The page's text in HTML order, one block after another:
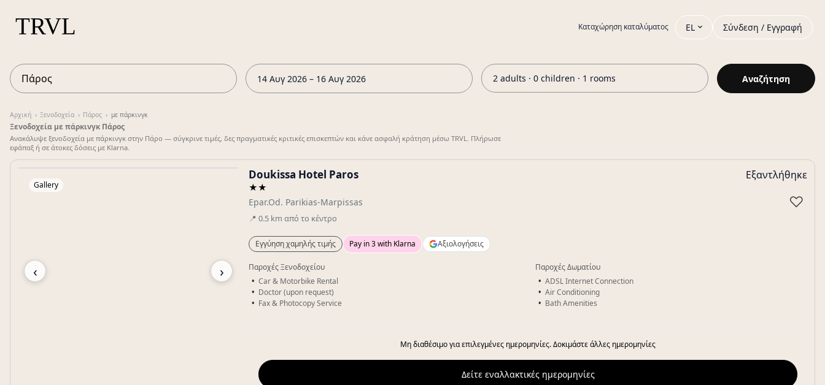
Καταχώρηση καταλύματος EL Σύνδεση / Εγγραφή
14 Αυγ 2026 – 16 Αυγ 2026 2 adults · 0 children · 1 rooms Αναζήτηση
Αρχική › Ξενοδοχεία › Πάρος › με πάρκινγκ
Ξενοδοχεία με πάρκινγκ Πάρος
Ανακάλυψε ξενοδοχεία με πάρκινγκ στην Πάρο — σύγκρινε τιμές, δες πραγματικές κριτικές επισκεπτών και κάνε ασφαλή κράτηση μέσω TRVL. Πλήρωσε
εφάπαξ ή σε άτοκες δόσεις με Klarna.
‹ ›
Gallery
Doukissa Hotel Paros
★★
Epar.Od. Parikias-Marpissas
📍 0.5 km από το κέντρο
Εξαντλήθηκε
♡
Εγγύηση χαμηλής τιμής Pay in 3 with Klarna Αξιολογήσεις
Παροχές Ξενοδοχείου
Car & Motorbike Rental
Doctor (upon request)
Fax & Photocopy Service
Παροχές Δωματίου
ADSL Internet Connection
Air Conditioning
Bath Amenities
Μη διαθέσιμο για επιλεγμένες ημερομηνίες. Δοκιμάστε άλλες ημερομηνίες
Δείτε εναλλακτικές ημερομηνίες